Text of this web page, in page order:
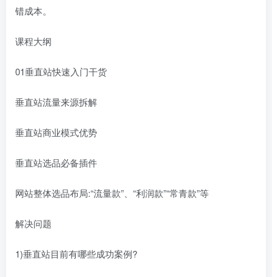
错成本。
课程大纲
01垂直站快速入门干货
垂直站流量来源拆解
垂直站商业模式优势
垂直站选品必备插件
网站整体选品布局:“流量款”、“利润款”“常青款”等
解决问题
1)垂直站目前有哪些成功案例?